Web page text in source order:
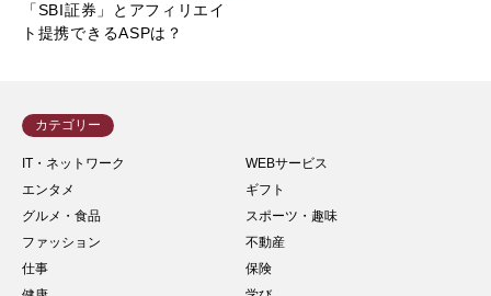
「SBI証券」とアフィリエイ
ト提携できるASPは？
カテゴリー
IT・ネットワーク
WEBサービス
エンタメ
ギフト
グルメ・食品
スポーツ・趣味
ファッション
不動産
仕事
保険